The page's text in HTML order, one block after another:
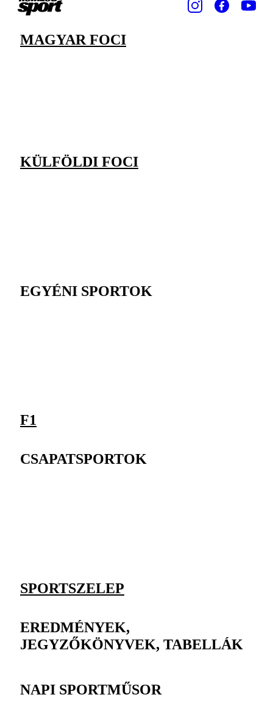
MAGYAR FOCI
KÜLFÖLDI FOCI
EGYÉNI SPORTOK
F1
CSAPATSPORTOK
SPORTSZELEP
EREDMÉNYEK,
JEGYZŐKÖNYVEK, TABELLÁK
NAPI SPORTMŰSOR